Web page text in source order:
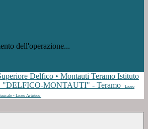
dell'operazione...
Istituto
"DELFICO-MONTAUTI" - Teramo
Liceo
- Liceo Artistico